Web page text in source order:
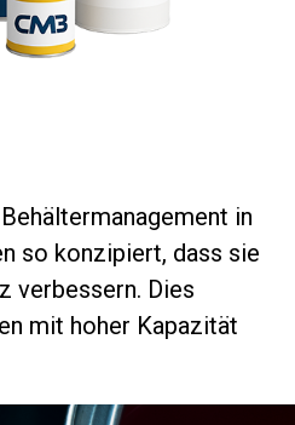
in
so konzipiert, dass sie
verbessern. Dies
mit hoher Kapazität